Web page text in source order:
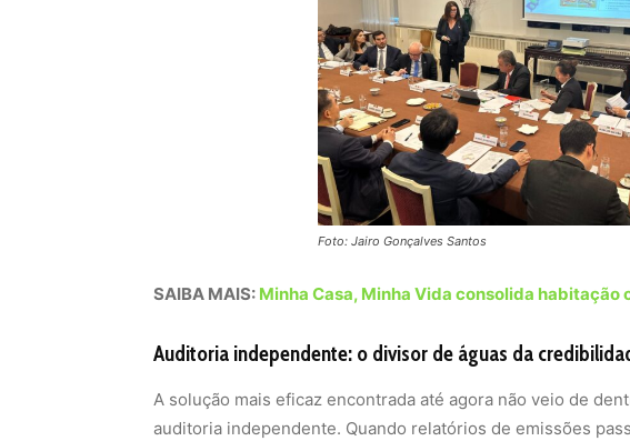
Foto: Jairo Gonçalves Santos
SAIBA MAIS: Minha Casa, Minha Vida consolida
Auditoria independente: o divisor de águas da
A solução mais eficaz encontrada até agora não veio de
auditoria independente. Quando relatórios de emissões